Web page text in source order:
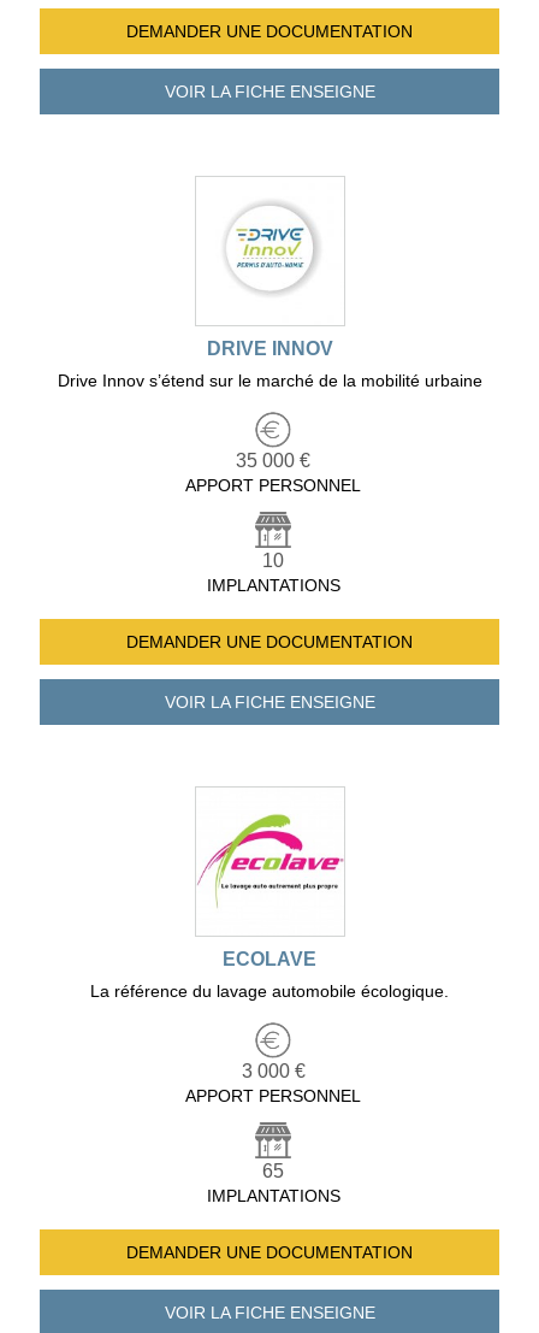
DEMANDER UNE DOCUMENTATION
VOIR LA FICHEENSEIGNE
DRIVE INNOV
Drive Innov s’étend sur le marché de la mobilité urbaine
35 000 €
APPORT PERSONNEL
10
IMPLANTATIONS
DEMANDER UNE DOCUMENTATION
VOIR LA FICHEENSEIGNE
ECOLAVE
La référence du lavage automobile écologique.
3 000 €
APPORT PERSONNEL
65
IMPLANTATIONS
DEMANDER UNE DOCUMENTATION
VOIR LA FICHEENSEIGNE